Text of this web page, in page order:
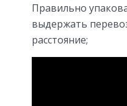
Правильно
выдержать
расстояние;